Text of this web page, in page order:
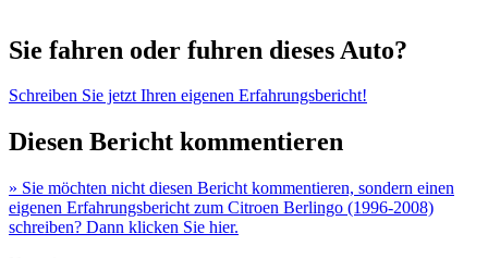
Sie fahren oder fuhren dieses Auto?
Schreiben Sie jetzt Ihren eigenen Erfahrungsbericht!
Diesen Bericht kommentieren
» Sie möchten nicht diesen Bericht kommentieren, sondern einen
eigenen Erfahrungsbericht zum Citroen Berlingo (1996-2008)
schreiben? Dann klicken Sie hier.